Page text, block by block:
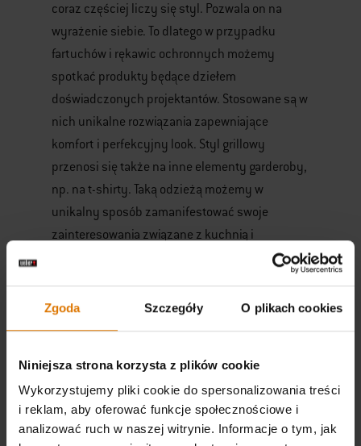
Zgoda Szczegóły O plikach cookies
Niniejsza strona korzysta z plików cookie
Wykorzystujemy pliki cookie do spersonalizowania treści
i reklam, aby oferować funkcje społecznościowe i
analizować ruch w naszej witrynie. Informacje o tym, jak
coraz częściej liczy się styl. Pozwala on na
wyrażenie siebie. To dlatego w przypadku
fartuchów i rękawic ochronnych możemy
spotkać produkty będące dziełem
doświadczonych projektantów. Stosowane są w
nich unikalne rozwiązania zapewniające
komfort i perfekcyjny look. Styl grillowy
przenosi się także na inne elementy garderoby,
np. na t-shirty. Taką odzieżą możemy w
unikalny sposób zamanifestować swoje
zainteresowania związane z kuchnią i
Stylowy i bezpieczny
grill z Weberem
Weber to amerykański producent sprzętu i
akcesoriów do grillowania, w którego ofercie
znajdziemy wysokiej klasy akcesoria ochronne
i odzież na grilla. Korzystając z najnowszych